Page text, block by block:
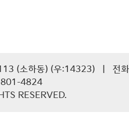
113 (소하동) (우:14323) | 전
4824
RESERVED.